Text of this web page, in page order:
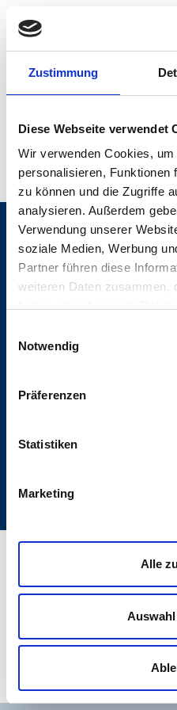
Zustimmung
Diese Webseite verwendet
Wir verwenden Cookies,
personalisieren, Funktionen
zu können und die Zugriffe
analysieren. Außerdem
Verwendung unserer
soziale Medien, Werbung
Partner führen diese
weiteren Daten zusammen,
Notwendig
Präferenzen
Statistiken
Marketing
Alle